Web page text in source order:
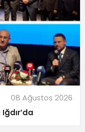
08 Ağustos 2026